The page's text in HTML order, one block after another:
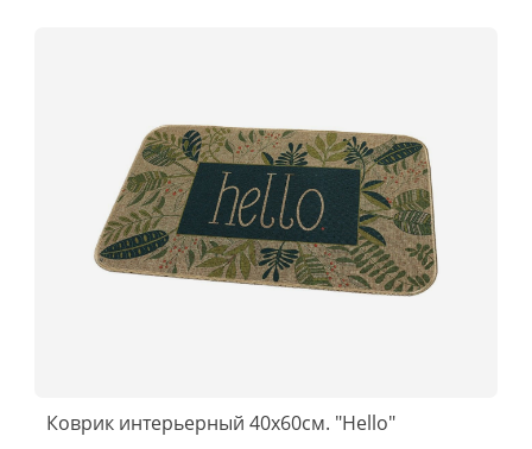
Коврик интерьерный 40х60см. "Hello"